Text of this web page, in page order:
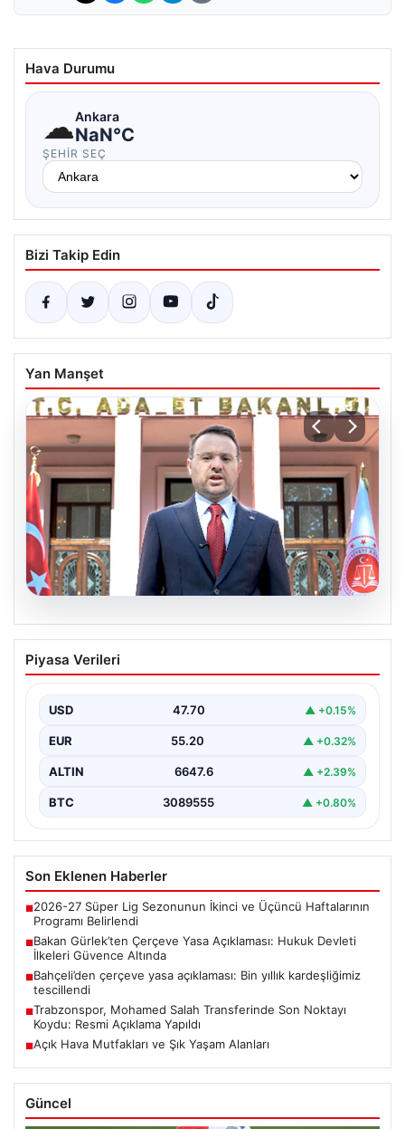
Hava Durumu
☁Ankara
NaN°C
ŞEHIR SEÇ
Bizi Takip Edin
Yan Manşet
06.08.2026
Bakan Gürlek’ten Çerçeve Yasa
Açıklaması: Hukuk Devleti İlkeleri
Adalet Bakanı Akın Gürlek, Türkiye'nin terörden
yeni çerçeve…
Piyasa Verileri
USD 47.70 ▲ +0.15%
EUR 55.20 ▲ +0.32%
ALTIN 6647.6 ▲ +2.39%
BTC 3089555 ▲ +0.80%
Son Eklenen Haberler
■2026-27 Süper Lig Sezonunun İkinci ve Üçüncü Haftalarının
Programı Belirlendi
■Bakan Gürlek’ten Çerçeve Yasa Açıklaması: Hukuk Devleti
İlkeleri Güvence Altında
■Bahçeli’den çerçeve yasa açıklaması: Bin yıllık kardeşliğimiz
tescillendi
■Trabzonspor, Mohamed Salah Transferinde Son Noktayı
Koydu: Resmi Açıklama Yapıldı
■Açık Hava Mutfakları ve Şık Yaşam Alanları
Güncel